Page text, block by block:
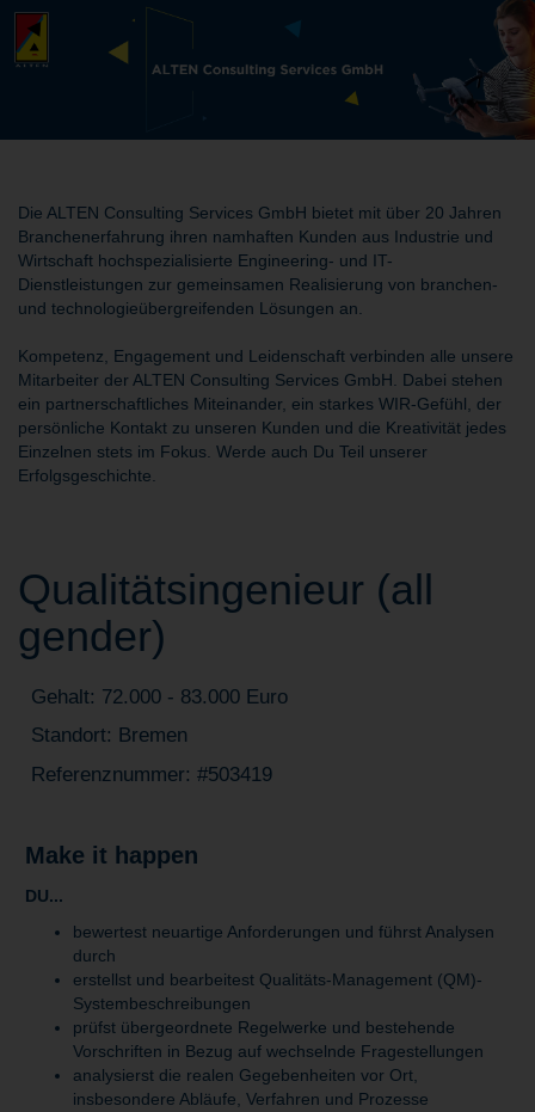
Die ALTEN Consulting Services GmbH bietet mit über 20 Jahren
Branchenerfahrung ihren namhaften Kunden aus Industrie und
Wirtschaft hochspezialisierte Engineering- und IT-
Dienstleistungen zur gemeinsamen Realisierung von branchen-
und technologieübergreifenden Lösungen an.
Kompetenz, Engagement und Leidenschaft verbinden alle unsere
Mitarbeiter der ALTEN Consulting Services GmbH. Dabei stehen
ein partnerschaftliches Miteinander, ein starkes WIR-Gefühl, der
persönliche Kontakt zu unseren Kunden und die Kreativität jedes
Einzelnen stets im Fokus. Werde auch Du Teil unserer
Erfolgsgeschichte.
Qualitätsingenieur (all
gender)
Gehalt: 72.000 - 83.000 Euro
Standort: Bremen
Referenznummer: #503419
Make it happen
DU...
bewertest neuartige Anforderungen und führst Analysen
durch
erstellst und bearbeitest Qualitäts-Management (QM)-
Systembeschreibungen
prüfst übergeordnete Regelwerke und bestehende
Vorschriften in Bezug auf wechselnde Fragestellungen
analysierst die realen Gegebenheiten vor Ort,
insbesondere Abläufe, Verfahren und Prozesse